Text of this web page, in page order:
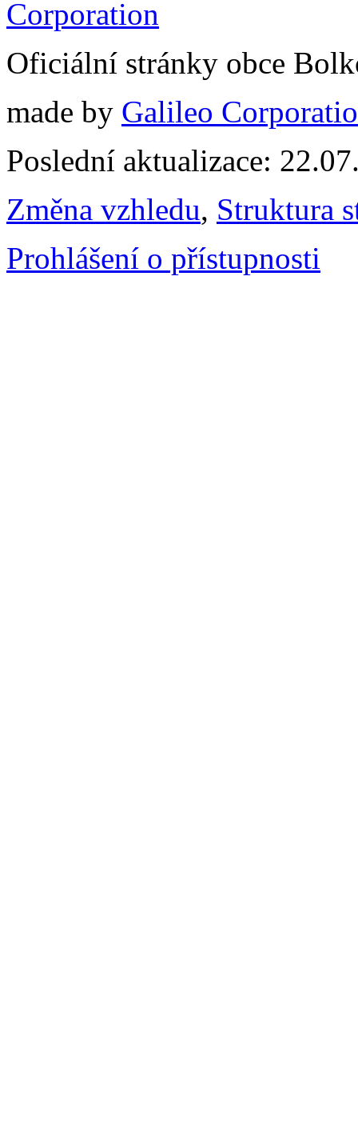
Oficiální stránky obce
made by Galileo
Poslední aktualizace:
Změna vzhledu, Struktura
Prohlášení o přístupnosti